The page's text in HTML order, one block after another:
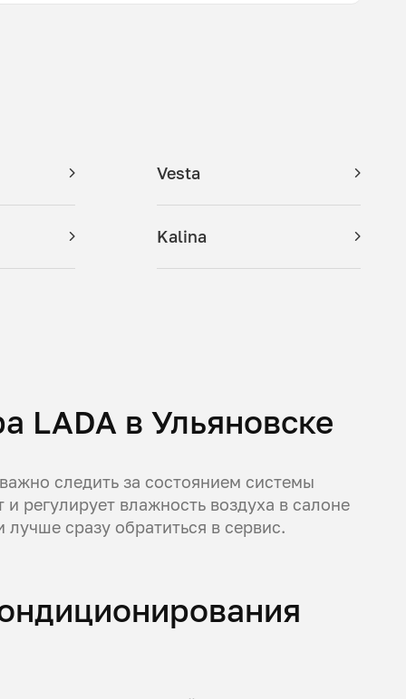
Vesta
Kalina
LADA в Ульяновске
следить за состоянием системы
регулирует влажность воздуха в салоне
сразу обратиться в сервис.